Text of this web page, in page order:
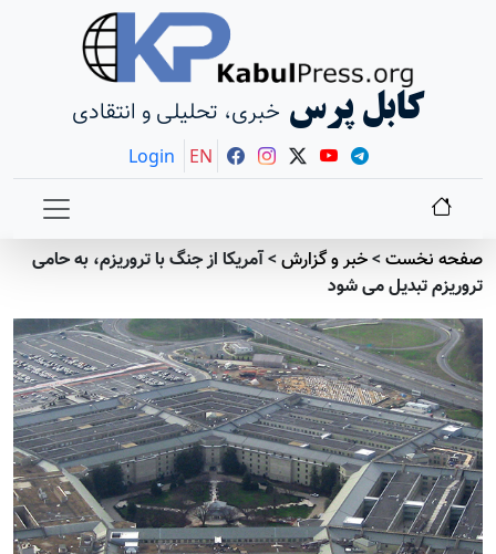
کابل پرس خبری، تحلیلی و انتقادی
Login EN
صفحه نخست>خبر و گزارش>آمریکا از جنگ با تروریزم، به حامی
تروریزم تبدیل می شود